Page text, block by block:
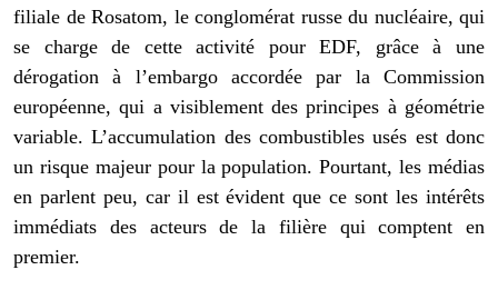
filiale de Rosatom, le conglomérat russe du nucléaire, qui
se charge de cette activité pour EDF, grâce à une
dérogation à l’embargo accordée par la Commission
européenne, qui a visiblement des principes à géométrie
variable. L’accumulation des combustibles usés est donc
un risque majeur pour la population. Pourtant, les médias
en parlent peu, car il est évident que ce sont les intérêts
immédiats des acteurs de la filière qui comptent en
premier.